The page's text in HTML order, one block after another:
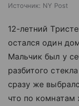
Источник: NY Post
12-летний
остался один
Мальчик был у
разбитого
сразу же
что по комнатам